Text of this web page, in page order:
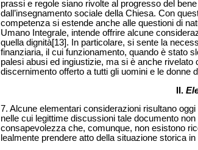
prassi e regole siano rivolte al progresso del
dall’insegnamento sociale della Chiesa. Con
competenza si estende anche alle questioni di
Umano Integrale, intende offrire alcune
quella dignità[13]. In particolare, si sente la
finanziaria, il cui funzionamento, quando è stato
palesi abusi ed ingiustizie, ma si è anche
discernimento offerto a tutti gli uomini e le donne
II.
7. Alcune elementari considerazioni risultano
nelle cui legittime discussioni tale documento
consapevolezza che, comunque, non esistono
lealmente prendere atto della situazione storica